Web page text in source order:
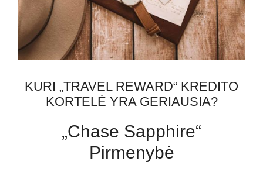
KURI „TRAVEL REWARD“ KREDITO
KORTELĖ YRA GERIAUSIA?
„Chase Sapphire“
Pirmenybė